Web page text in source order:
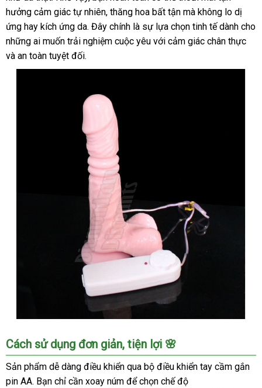
rung
tự
động
siêu
kích
thích
hưởng cảm giác tự nhiên, thăng hoa bất tận mà không lo dị
ứng hay kích ứng da. Đây chính là sự lựa chọn tinh tế dành cho
những ai muốn trải nghiệm cuộc yêu với cảm giác chân thực
và an toàn tuyệt đối.
DV60B
dương
vật
giả
Cách sử dụng đơn giản, tiện lợi 🌸
Sản phẩm dễ dàng điều khiển qua bộ điều khiển tay cầm gắn
pin AA. Bạn chỉ cần xoay núm để chọn chế độ